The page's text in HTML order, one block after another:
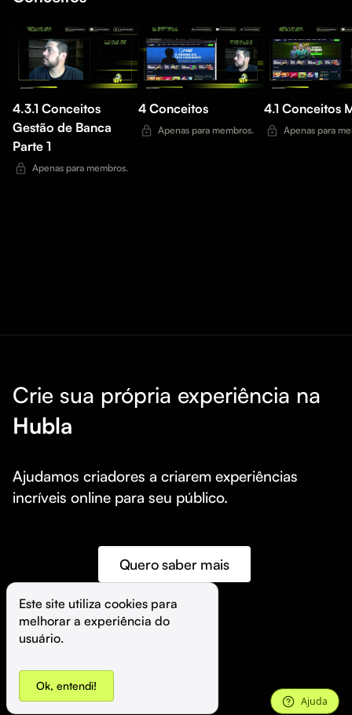
4.3.1 Conceitos
Gestão de Banca
Parte 1
Apenas para membros.
4 Conceitos
Apenas para membros. Apenas para
Crie sua própria experiência na
Hubla
Ajudamos criadores a criarem experiências
incríveis online para seu público.
Quero saber mais
©️ Hubla Tecnologia Ltda • 2026
Este site utiliza cookies para
melhorar a experiência do
usuário.
Ok, entendi!
Ajuda